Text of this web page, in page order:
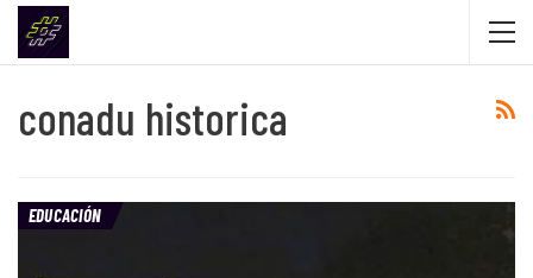
conadu historica
EDUCACIÓN